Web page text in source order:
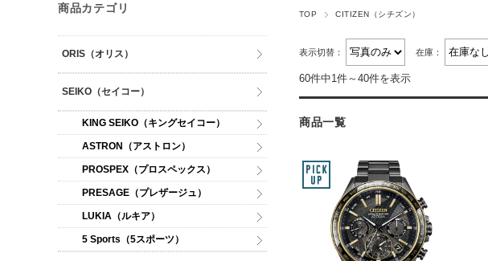
TOP CITIZEN（シチズン）
表示切替： 在庫：
60件中1件～40件を表示
商品一覧
商品カテゴリ
ORIS（オリス）
SEIKO（セイコー）
KING SEIKO（キングセイコー）
ASTRON（アストロン）
PROSPEX（プロスペックス）
PRESAGE（プレザージュ）
LUKIA（ルキア）
5 Sports（5スポーツ）